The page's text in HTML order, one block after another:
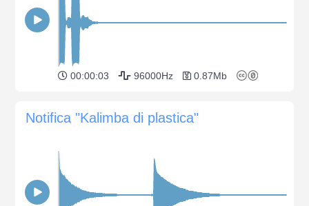
00:00:03 96000Hz 0.87Mb
Notifica "Kalimba di plastica"